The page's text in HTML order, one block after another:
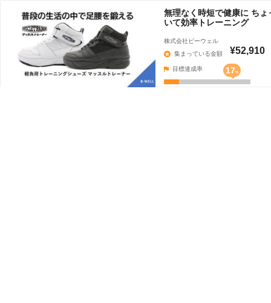
無理なく時短で健康に ち
いて効率トレーニング
株式会社ビーウェル
集まっている金額
¥52,910
目標達成率 17%